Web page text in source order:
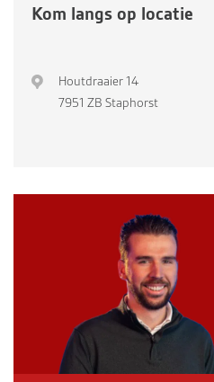
Kom langs op locatie
Houtdraaier 14
7951 ZB Staphorst